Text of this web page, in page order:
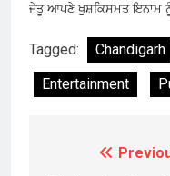
ਜੇਤੂ ਆਪਣੇ ਖੁਸ਼ਕਿਸਮਤ ਇਨਾਮ ਨੂੰ
Tagged: Chandigarh
Entertainment